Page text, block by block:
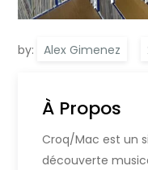
by: Alex Gimenez
À Propos
Croq/Mac est un
découverte